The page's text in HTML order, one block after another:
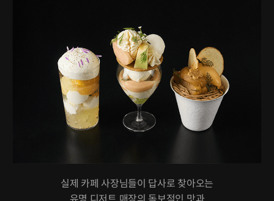
실제 카페 사장님들이 답사로 찾아오는